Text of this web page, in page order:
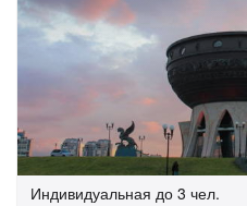
Индивидуальная до 3 чел.